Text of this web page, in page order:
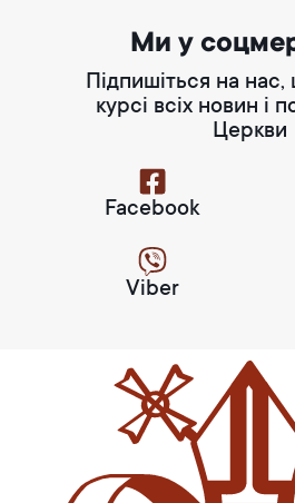
Ми у
Підпишіться на
курсі всіх новин і
Церкви
Facebook
Viber